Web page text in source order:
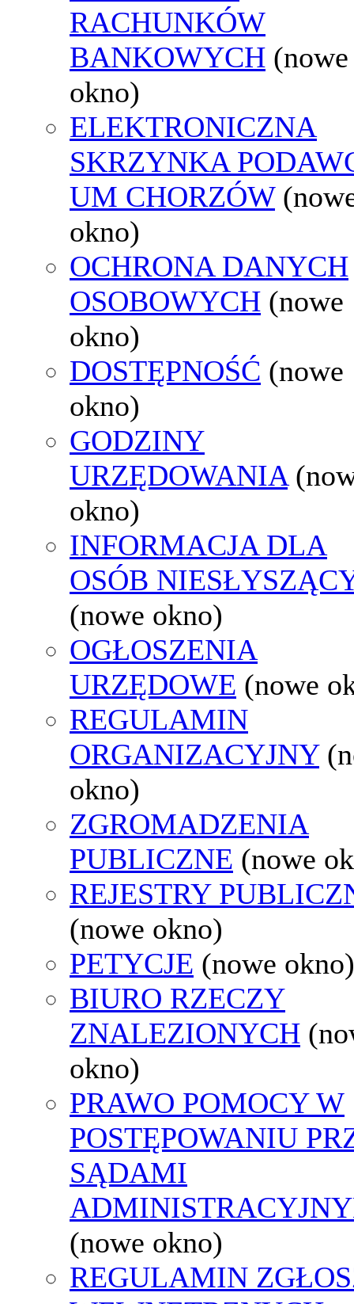
RACHUNKÓW
BANKOWYCH (nowe
okno)
ELEKTRONICZNA
SKRZYNKA
UM CHORZÓW
okno)
OCHRONA DANYCH
OSOBOWYCH (nowe
okno)
DOSTĘPNOŚĆ (nowe
okno)
GODZINY
URZĘDOWANIA
okno)
INFORMACJA DLA
OSÓB
(nowe okno)
OGŁOSZENIA
URZĘDOWE (nowe
REGULAMIN
ORGANIZACYJNY
okno)
ZGROMADZENIA
PUBLICZNE (nowe
REJESTRY
(nowe okno)
PETYCJE (nowe okno)
BIURO RZECZY
ZNALEZIONYCH
okno)
PRAWO POMOCY W
POSTĘPOWANIU
SĄDAMI
(nowe okno)
REGULAMIN